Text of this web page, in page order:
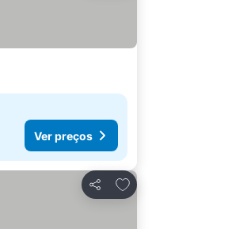
Ver preços
Partilhar
Adicionar aos favoritos